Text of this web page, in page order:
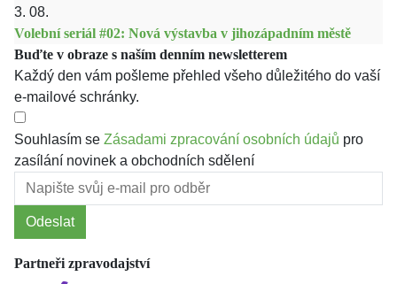
3. 08.
Volební seriál #02: Nová výstavba v jihozápadním městě
Buďte v obraze s naším denním newsletterem
Každý den vám pošleme přehled všeho důležitého do vaší
e-mailové schránky.
Souhlasím se Zásadami zpracování osobních údajů pro
zasílání novinek a obchodních sdělení
Odeslat
Partneři zpravodajství